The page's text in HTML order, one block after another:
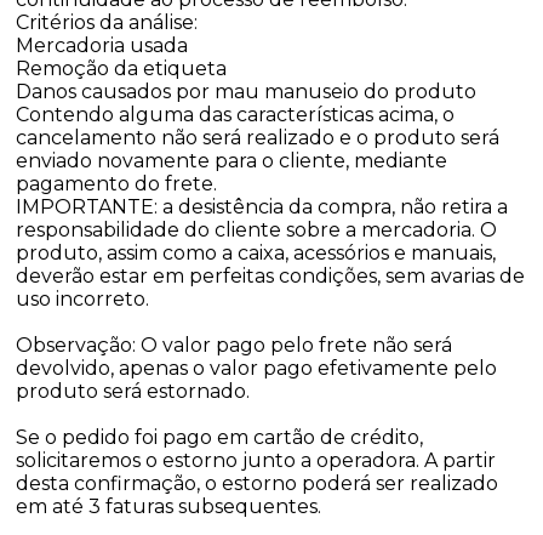
Critérios da análise:
Mercadoria usada
Remoção da etiqueta
Danos causados por mau manuseio do produto
Contendo alguma das características acima, o
cancelamento não será realizado e o produto será
enviado novamente para o cliente, mediante
pagamento do frete.
IMPORTANTE: a desistência da compra, não retira a
responsabilidade do cliente sobre a mercadoria. O
produto, assim como a caixa, acessórios e manuais,
deverão estar em perfeitas condições, sem avarias de
uso incorreto.
Observação: O valor pago pelo frete não será
devolvido, apenas o valor pago efetivamente pelo
produto será estornado.
Se o pedido foi pago em cartão de crédito,
solicitaremos o estorno junto a operadora. A partir
desta confirmação, o estorno poderá ser realizado
em até 3 faturas subsequentes.